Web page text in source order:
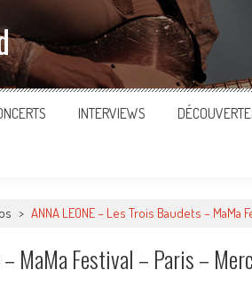
INTERVIEWS
> ANNA LEONE – Les Trois Baudets –
– MaMa Festival – Paris –